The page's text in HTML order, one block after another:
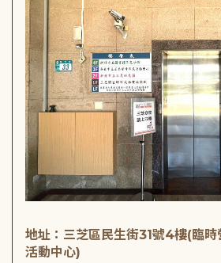
地址：三芝區民生街31號4樓(臨
活動中心)